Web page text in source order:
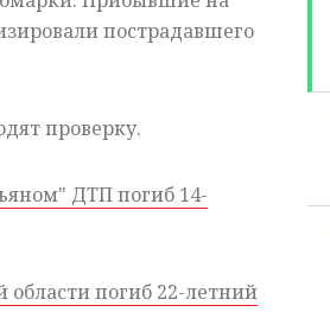
пострадавшего
проверку.
ДТП погиб 14-
области погиб 22-летний